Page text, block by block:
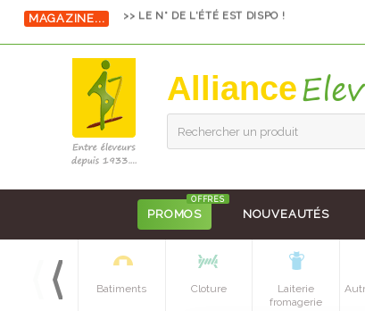
MAGAZINE...
>> LE N° DE L'ÉTÉ EST DISPO !
Alliance
Rechercher un produit
PROMOS
OFFRES
NOUVEAUTÉS
Equipements
Batiments Cloture
Laiterie
fromagerie